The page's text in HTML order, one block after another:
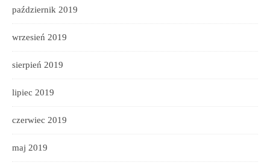
październik 2019
wrzesień 2019
sierpień 2019
lipiec 2019
czerwiec 2019
maj 2019